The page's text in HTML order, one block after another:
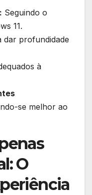
Seguindo o
11.
dar profundidade
à
se melhor ao
O